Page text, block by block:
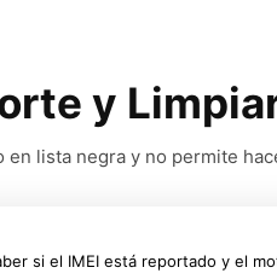
y
en lista negra y no permite
si el IMEI está reportado y el